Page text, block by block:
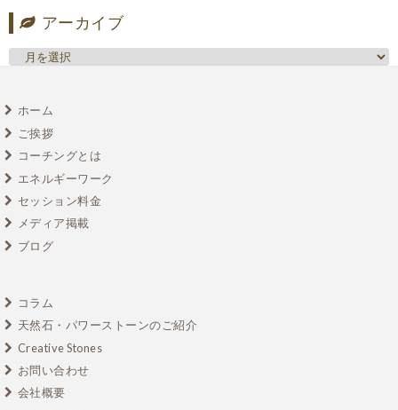
アーカイブ
ホーム
ご挨拶
コーチングとは
エネルギーワーク
セッション料金
メディア掲載
ブログ
コラム
天然石・パワーストーンのご紹介
Creative Stones
お問い合わせ
会社概要